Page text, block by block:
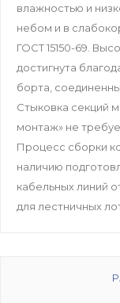
влажностью и
небом и в
ГОСТ 15150-69.
достигнута
борта,
Стыковка секций
монтаж» не
Процесс сборки
наличию
кабельных линий
для лестничных